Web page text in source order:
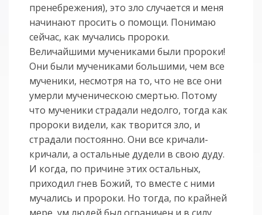
пренебрежения), это зло случается и меня
начинают просить о помощи. Понимаю
сейчас, как мучались пророки.
Величайшими мучениками были пророки!
Они были мучениками большими, чем все
мученики, несмотря на то, что не все они
умерли мученическою смертью. Потому
что мученики страдали недолго, тогда как
пророки видели, как творится зло, и
страдали постоянно. Они все кричали-
кричали, а остальные дудели в свою дуду.
И когда, по причине этих остальных,
приходил гнев Божий, то вместе с ними
мучались и пророки. Но тогда, по крайней
мере, ум людей был ограничен и в силу